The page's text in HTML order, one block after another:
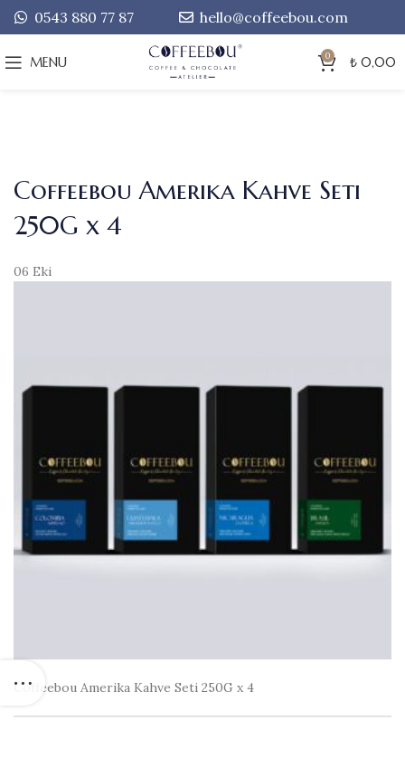
0543 880 77 87 hello@coffeebou.com
MENU 0 ₺ 0,00
Coffeebou Amerika Kahve Seti
250G x 4
06 Eki
Coffeebou Amerika Kahve Seti 250G x 4